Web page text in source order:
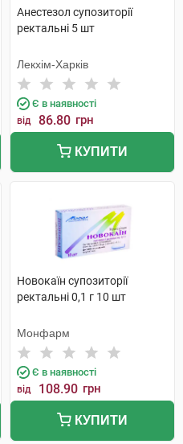
Анестезол супозиторії
ректальні 5 шт
Лекхім-Харків
Є в наявності
від 86.80 грн
КУПИТИ
Новокаїн супозиторії
ректальні 0,1 г 10 шт
Монфарм
Є в наявності
від 108.90 грн
КУПИТИ